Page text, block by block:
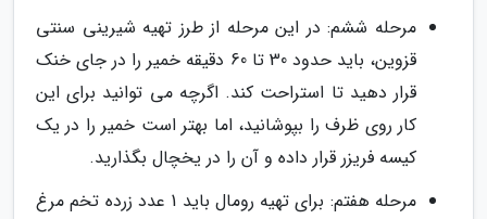
مرحله ششم: در این مرحله از طرز تهیه شیرینی سنتی
قزوین، باید حدود 30 تا 60 دقیقه خمیر را در جای خنک
قرار دهید تا استراحت کند. اگرچه می توانید برای این
کار روی ظرف را بپوشانید، اما بهتر است خمیر را در یک
کیسه فریزر قرار داده و آن را در یخچال بگذارید.
مرحله هفتم: برای تهیه رومال باید 1 عدد زرده تخم مرغ